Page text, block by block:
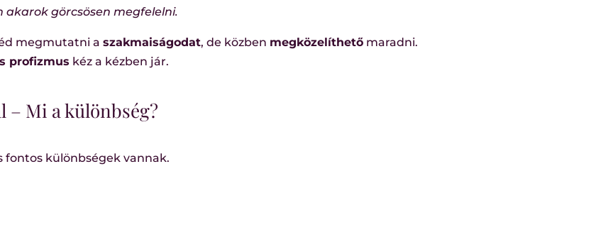
görcsösen megfelelni.
megmutatni aszakmaiságodat, de közben megközelíthető maradni.
profizmus kéz a kézben jár.
– Mi a különbség?
fontos különbségek vannak.